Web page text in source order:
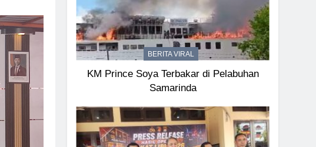
BERITA VIRAL
KM Prince Soya Terbakar di Pelabuhan
Samarinda